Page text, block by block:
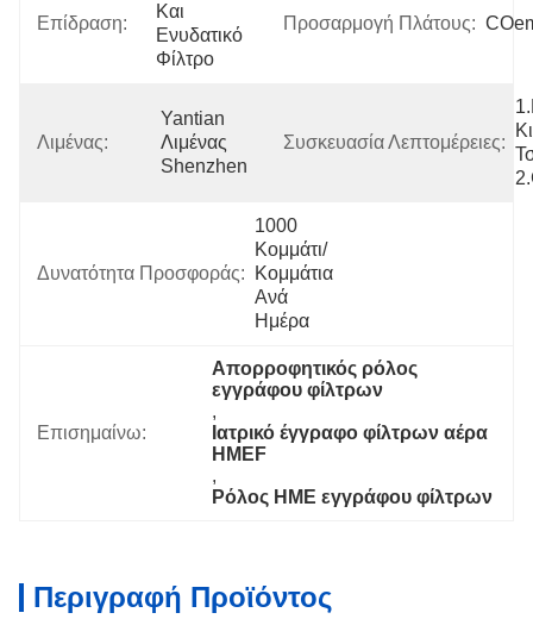
Επίδραση:
Και
Ενυδατικό
Φίλτρο
Προσαρμογή Πλάτους:
Λιμένας:
Yantian
Λιμένας
Shenzhen
Συσκευασία Λεπτομέρειες:
Δυνατότητα Προσφοράς:
1000
Κομμάτι/
Κομμάτια
Ανά
Ημέρα
Επισημαίνω:
Απορροφητικός ρόλος
εγγράφου φίλτρων
,
Ιατρικό έγγραφο φίλτρων αέρα
HMEF
,
Ρόλος HME εγγράφου φίλτρων
Περιγραφή Προϊόντος